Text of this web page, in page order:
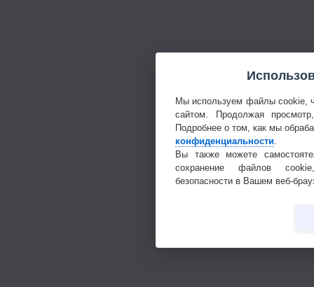
Мы используем файлы cookie,
сайтом. Продолжая
Подробнее о том, как мы
конфиденциальности.
Вы также можете
сохранение файлов
безопасности в Вашем веб-